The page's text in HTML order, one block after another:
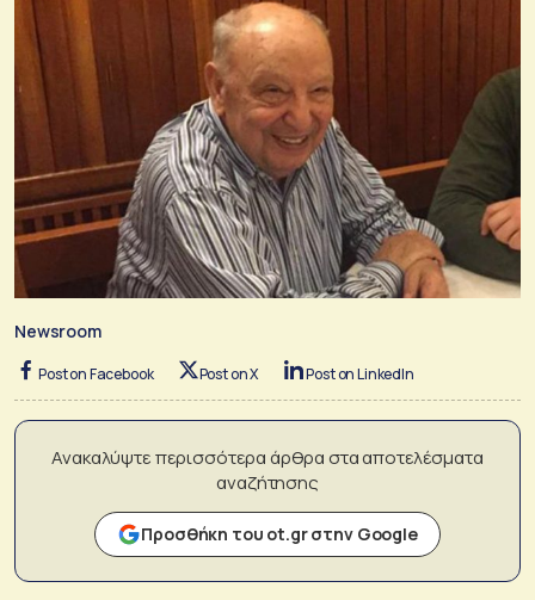
Newsroom
Post on Facebook Post on X Post on LinkedIn
Ανακαλύψτε περισσότερα άρθρα στα αποτελέσματα
αναζήτησης
Προσθήκη του ot.gr στην Google